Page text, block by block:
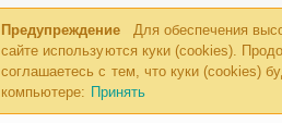
Предупреждение
Для обеспечения
сайте используются куки (cookies).
соглашаетесь с тем, что куки (cookies)
компьютере: Принять